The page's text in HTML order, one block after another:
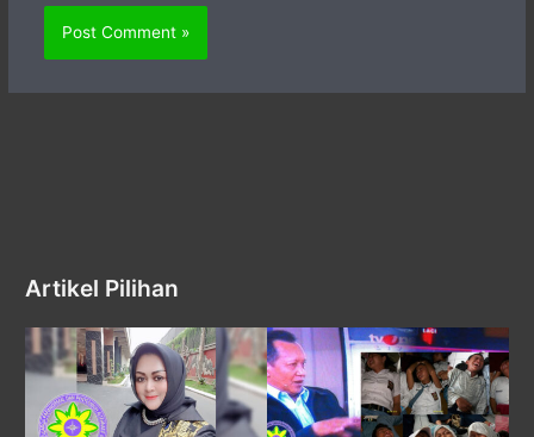
Artikel Pilihan